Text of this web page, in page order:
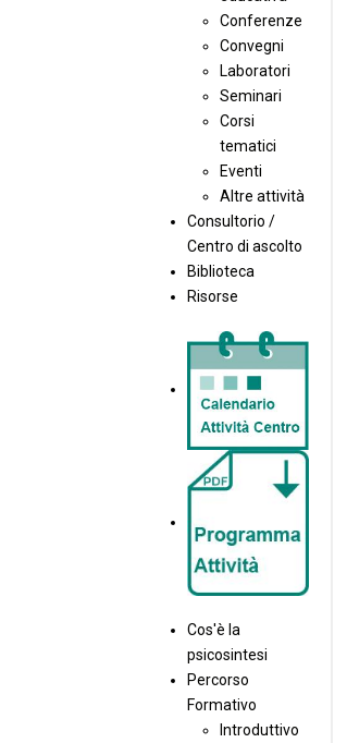
Conferenze
Convegni
Laboratori
Seminari
Corsi
tematici
Eventi
Altre attività
Consultorio /
Centro di ascolto
Biblioteca
Risorse
Cos'è la
psicosintesi
Percorso
Formativo
Introduttivo